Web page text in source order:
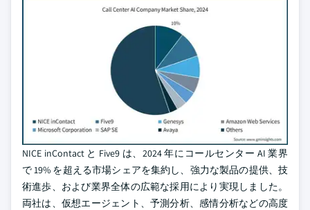
NICE inContact と Five9 は、2024 年にコールセンター AI 業界
で 19% を超える市場シェアを集約し、強力な製品の提供、技
術進歩、および業界全体の広範な採用により実現しました。
両社は、仮想エージェント、予測分析、感情分析などの高度